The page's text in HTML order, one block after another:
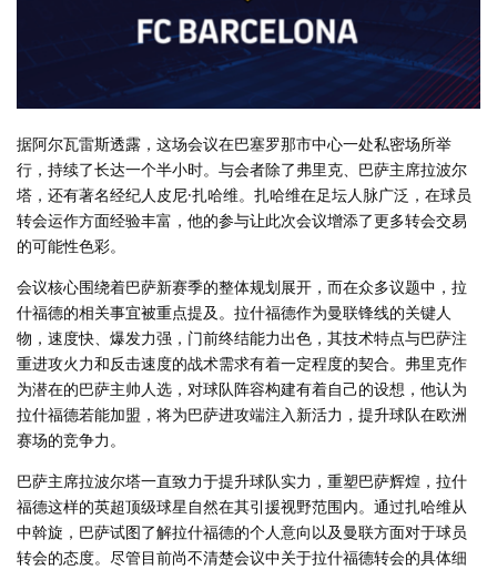
据阿尔瓦雷斯透露，这场会议在巴塞罗那市中心一处私密场所举
行，持续了长达一个半小时。与会者除了弗里克、巴萨主席拉波尔
塔，还有著名经纪人皮尼·扎哈维。扎哈维在足坛人脉广泛，在球员
转会运作方面经验丰富，他的参与让此次会议增添了更多转会交易
的可能性色彩。
会议核心围绕着巴萨新赛季的整体规划展开，而在众多议题中，拉
什福德的相关事宜被重点提及。拉什福德作为曼联锋线的关键人
物，速度快、爆发力强，门前终结能力出色，其技术特点与巴萨注
重进攻火力和反击速度的战术需求有着一定程度的契合。弗里克作
为潜在的巴萨主帅人选，对球队阵容构建有着自己的设想，他认为
拉什福德若能加盟，将为巴萨进攻端注入新活力，提升球队在欧洲
赛场的竞争力。
巴萨主席拉波尔塔一直致力于提升球队实力，重塑巴萨辉煌，拉什
福德这样的英超顶级球星自然在其引援视野范围内。通过扎哈维从
中斡旋，巴萨试图了解拉什福德的个人意向以及曼联方面对于球员
转会的态度。尽管目前尚不清楚会议中关于拉什福德转会的具体细